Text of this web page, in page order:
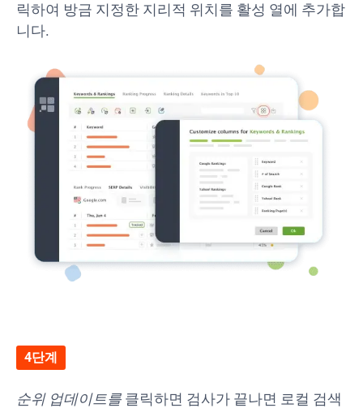
릭하여 방금 지정한 지리적 위치를 활성 열에 추가합
니다.
4단계
순위 업데이트를 클릭하면 검사가 끝나면 로컬 검색